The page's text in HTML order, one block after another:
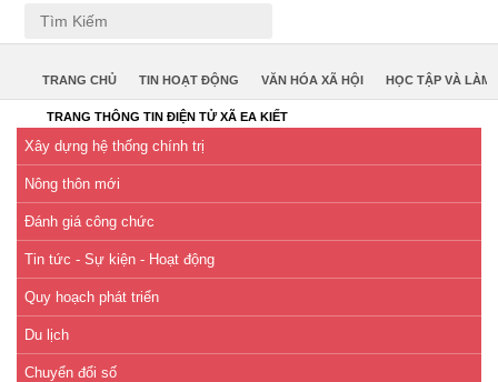
TRANG CHỦ TIN HOẠT ĐỘNG VĂN HÓA XÃ HỘI HỌC TẬP VÀ LÀM
TRANG THÔNG TIN ĐIỆN TỬ XÃ EA KIẾT
Xây dựng hệ thống chính trị
Nông thôn mới
Đánh giá công chức
Tin tức - Sự kiện - Hoạt động
Quy hoạch phát triển
Du lịch
Chuyển đổi số